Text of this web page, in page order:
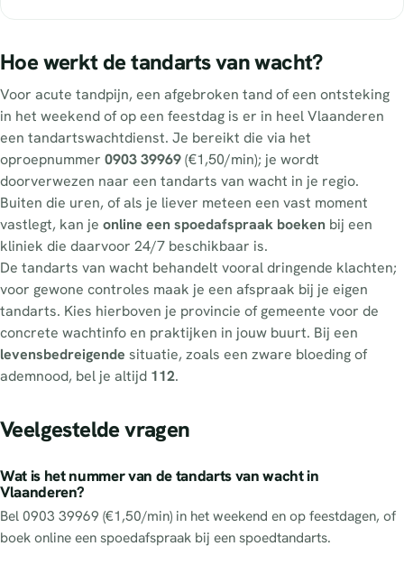
Hoe werkt de tandarts van wacht?
Voor acute tandpijn, een afgebroken tand of een ontsteking
in het weekend of op een feestdag is er in heel Vlaanderen
een tandartswachtdienst. Je bereikt die via het
oproepnummer 0903 39969(€1,50/min); je wordt
doorverwezen naar een tandarts van wacht in je regio.
Buiten die uren, of als je liever meteen een vast moment
vastlegt, kan je online een spoedafspraak boeken bij een
kliniek die daarvoor 24/7 beschikbaar is.
De tandarts van wacht behandelt vooral dringende klachten;
voor gewone controles maak je een afspraak bij je eigen
tandarts. Kies hierboven je provincie of gemeente voor de
concrete wachtinfo en praktijken in jouw buurt. Bij een
levensbedreigende situatie, zoals een zware bloeding of
ademnood, bel je altijd 112.
Veelgestelde vragen
Wat is het nummer van de tandarts van wacht in
Vlaanderen?
Bel 0903 39969 (€1,50/min) in het weekend en op feestdagen, of
boek online een spoedafspraak bij een spoedtandarts.